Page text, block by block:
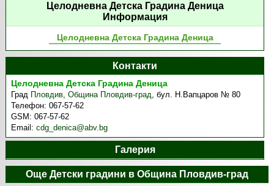
Целодневна Детска Градина Деница
Информация
Целодневна Детска Градина Деница
Контакти
Целодневна Детска Градина Деница
Град Пловдив,Община Пловдив-град,бул. Н.Вапцаров № 80
Телефон:067-57-62
GSM:067-57-62
Email:cdg_denica@abv.bg
Галерия
Още Детски градини в Община Пловдив-град